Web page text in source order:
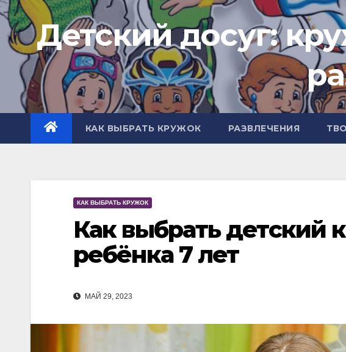
Перейти
содержимомуДетский досуг:
КАК ВЫБРАТЬ КРУЖОК РАЗВЛЕЧЕНИЯ
КАК ВЫБРАТЬ КРУЖОК
Как выбрать детский
ребёнка 7 лет
МАЙ 29, 2023